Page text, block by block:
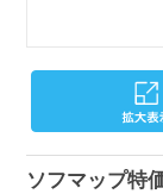
ソフマップ特